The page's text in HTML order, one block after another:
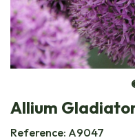
Allium
Reference: A9047